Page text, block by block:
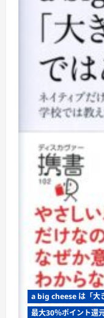
a big cheese は「大
最大30％ポイント還